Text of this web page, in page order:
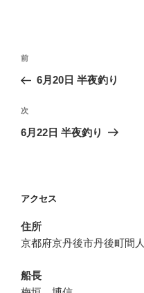
投
ナ
ビ
ゲ
ン
前
の
稿
前
6月20日 半夜釣り
次
の
次
6月22日 半夜釣り
アクセス
住所
京都府京丹後市丹後町間人
船長